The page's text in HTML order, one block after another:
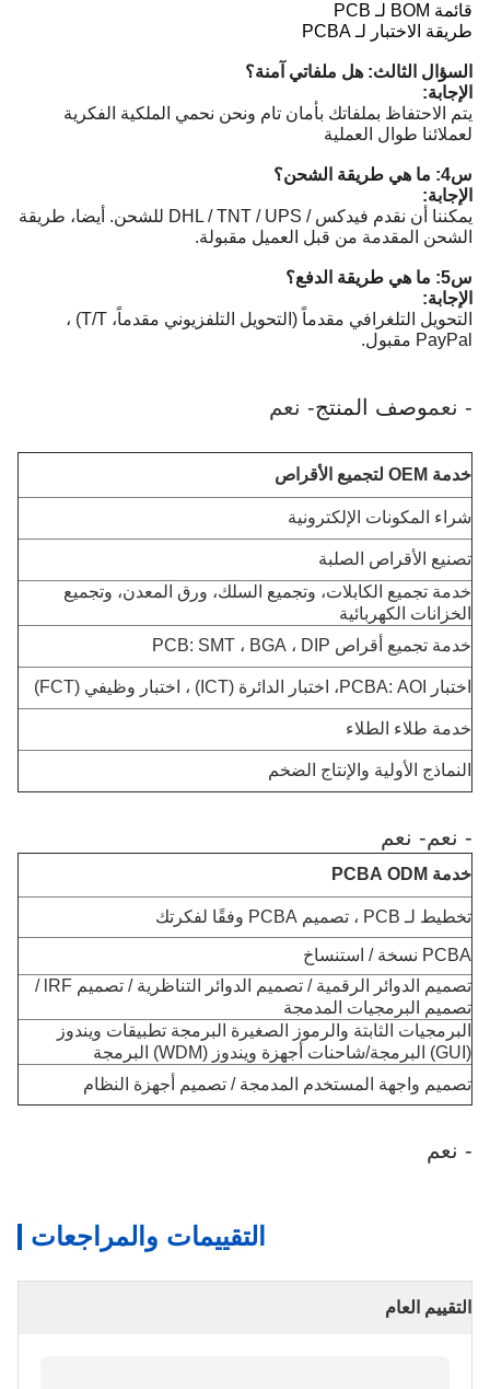
قائمة BOM لـ PCB
طريقة الاختبار لـ PCBA
السؤال الثالث: هل ملفاتي آمنة؟
الإجابة:
يتم الاحتفاظ بملفاتك بأمان تام ونحن نحمي الملكية الفكرية
لعملائنا طوال العملية
س4: ما هي طريقة الشحن؟
الإجابة:
يمكننا أن نقدم فيدكس / DHL / TNT / UPS للشحن. أيضا، طريقة
الشحن المقدمة من قبل العميل مقبولة.
س5: ما هي طريقة الدفع؟
الإجابة:
التحويل التلغرافي مقدماً (التحويل التلفزيوني مقدماً، T/T) ،
PayPal مقبول.
- نعموصف المنتج- نعم
خدمة OEM لتجميع الأقراص
شراء المكونات الإلكترونية
تصنيع الأقراص الصلبة
خدمة تجميع الكابلات، وتجميع السلك، ورق المعدن، وتجميع
الخزانات الكهربائية
خدمة تجميع أقراص PCB: SMT ، BGA ، DIP
اختبار PCBA: AOI، اختبار الدائرة (ICT) ، اختبار وظيفي (FCT)
خدمة طلاء الطلاء
النماذج الأولية والإنتاج الضخم
- نعم- نعم
خدمة PCBA ODM
تخطيط لـ PCB ، تصميم PCBA وفقًا لفكرتك
PCBA نسخة / استنساخ
تصميم الدوائر الرقمية / تصميم الدوائر التناظرية / تصميم lRF /
تصميم البرمجيات المدمجة
البرمجيات الثابتة والرموز الصغيرة البرمجة تطبيقات ويندوز
تصميم واجهة المستخدم المدمجة / تصميم أجهزة النظام
- نعم
التقييمات والمراجعات
التقييم العام